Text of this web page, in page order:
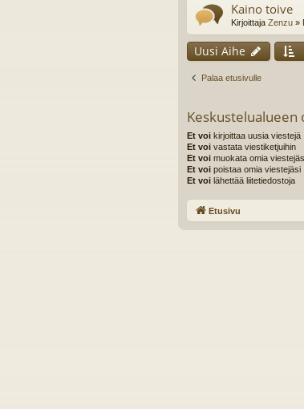
Kaino toive
Kirjoittaja Zenzu »
Uusi Aihe
Palaa etusivulle
Keskustelualueen
Et voi kirjoittaa uusia viestejä
Et voi vastata viestiketjuihin
Et voi muokata omia
Et voi poistaa omia viestejäsi
Et voi lähettää liitetiedostoja
Etusivu